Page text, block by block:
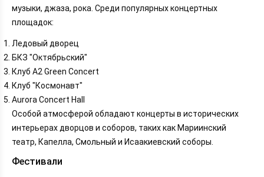
музыки, джаза, рока. Среди популярных концертных
площадок:
Ледовый дворец
БКЗ "Октябрьский"
Клуб A2 Green Concert
Клуб "Космонавт"
Aurora Concert Hall
Особой атмосферой обладают концерты в исторических
интерьерах дворцов и соборов, таких как Мариинский
театр, Капелла, Смольный и Исаакиевский соборы.
Фестивали